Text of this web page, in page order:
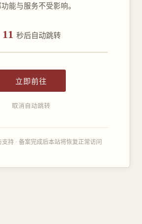
能与服务不受影响。
11 秒后自动跳转
立即前往
取消自动跳转
持 · 备案完成后本站将恢复正常访问